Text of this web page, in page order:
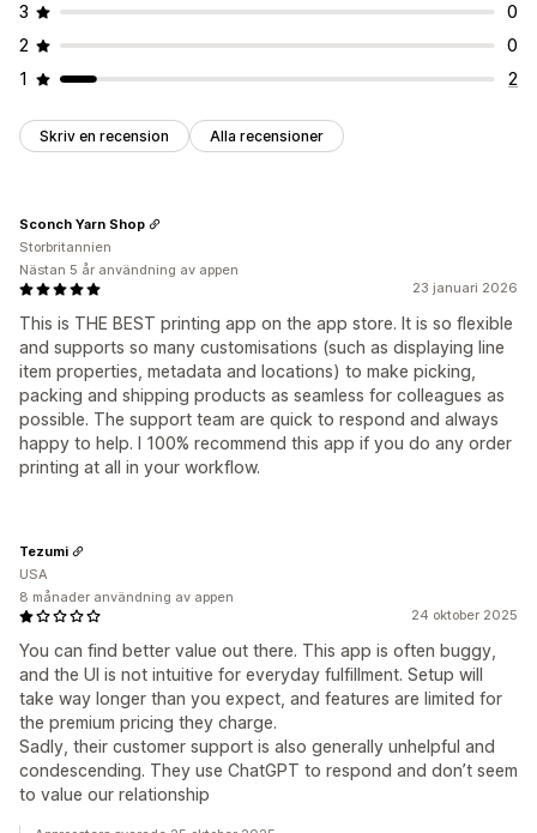
3
0
2
0
1
2
Skriv en recension Alla recensioner
23 januari 2026
This is THE BEST printing app on the app store. It is so flexible
and supports so many customisations (such as displaying line
item properties, metadata and locations) to make picking,
packing and shipping products as seamless for colleagues as
possible. The support team are quick to respond and always
happy to help. I 100% recommend this app if you do any order
printing at all in your workflow.
Sconch Yarn Shop
Storbritannien
Nästan 5 år användning av appen
24 oktober 2025
You can find better value out there. This app is often buggy,
and the UI is not intuitive for everyday fulfillment. Setup will
take way longer than you expect, and features are limited for
the premium pricing they charge.
Sadly, their customer support is also generally unhelpful and
condescending. They use ChatGPT to respond and don’t seem
to value our relationship
Tezumi
USA
8 månader användning av appen